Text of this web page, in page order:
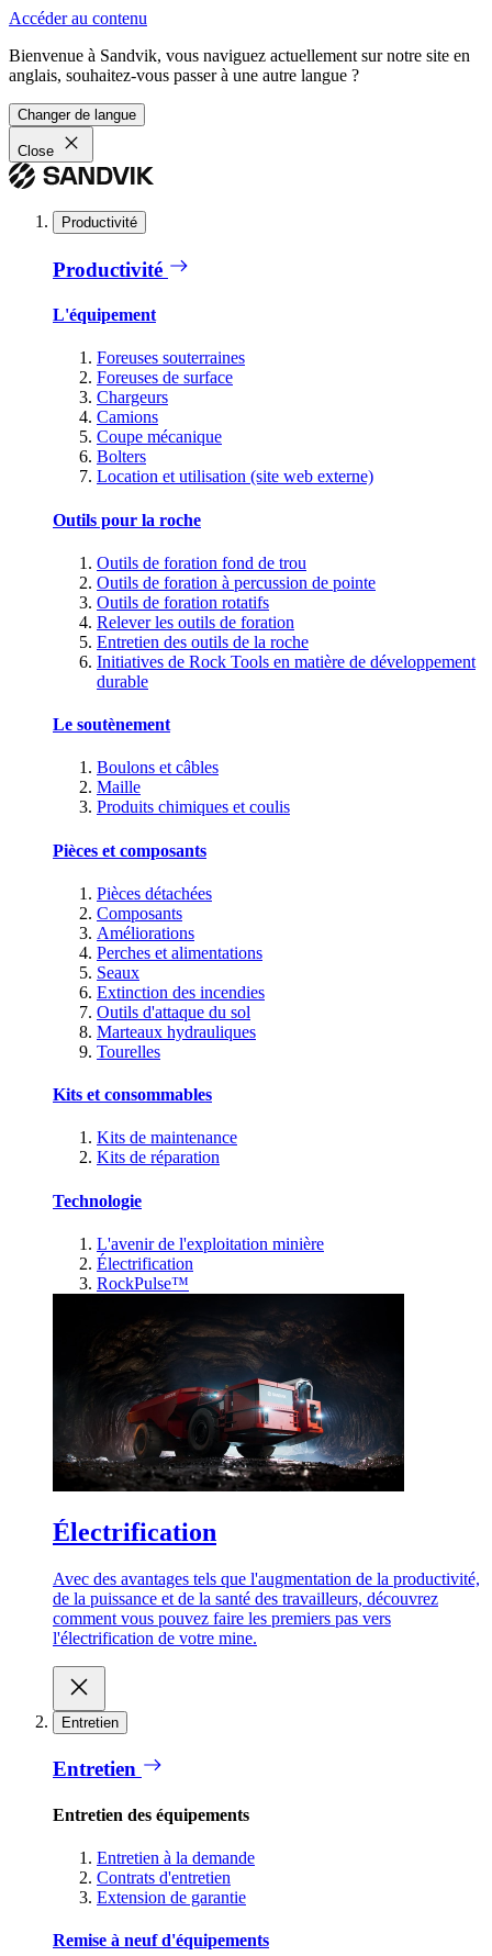
Accéder au contenu
Bienvenue à Sandvik, vous naviguez actuellement sur notre site en
anglais, souhaitez-vous passer à une autre langue ?
Changer de langue
Close
Productivité
Productivité
L'équipement
Foreuses souterraines
Foreuses de surface
Chargeurs
Camions
Coupe mécanique
Bolters
Location et utilisation (site web externe)
Outils pour la roche
Outils de foration fond de trou
Outils de foration à percussion de pointe
Outils de foration rotatifs
Relever les outils de foration
Entretien des outils de la roche
Initiatives de Rock Tools en matière de développement
durable
Le soutènement
Boulons et câbles
Maille
Produits chimiques et coulis
Pièces et composants
Pièces détachées
Composants
Améliorations
Perches et alimentations
Seaux
Extinction des incendies
Outils d'attaque du sol
Marteaux hydrauliques
Tourelles
Kits et consommables
Kits de maintenance
Kits de réparation
Technologie
L'avenir de l'exploitation minière
Électrification
RockPulse™
Électrification
Avec des avantages tels que l'augmentation de la productivité,
de la puissance et de la santé des travailleurs, découvrez
comment vous pouvez faire les premiers pas vers
l'électrification de votre mine.
Entretien
Entretien
Entretien des équipements
Entretien à la demande
Contrats d'entretien
Extension de garantie
Remise à neuf d'équipements